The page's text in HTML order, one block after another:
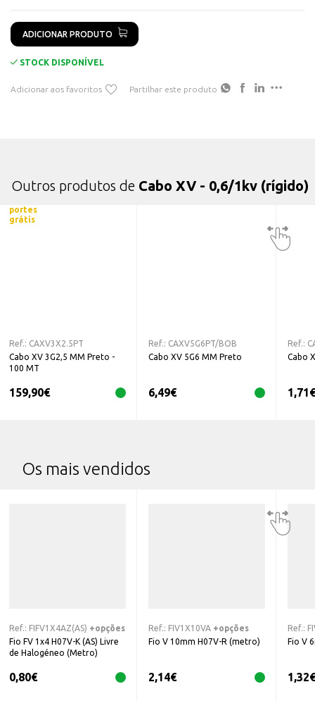
Nº Condutores: 3
ADICIONAR PRODUTO
STOCK DISPONÍVEL
Adicionar aos favoritos Partilhar este produto
Outros produtos de Cabo XV - 0,6/1kv (rígido)
portes
grátis
Ref.: CAXV3X2.5PT
Cabo XV 3G2,5 MM Preto -
100 MT
159,90€
Ref.: CAXV5G6PT/BOB
Cabo XV 5G6 MM Preto
6,49€
Ref.:
Cabo
1,71€
Os mais vendidos
Ref.: FIFV1X4AZ(AS) +opções
Fio FV 1x4 H07V-K (AS) Livre
de Halogéneo (Metro)
0,80€
Ref.: FIV1X10VA +opções
Fio V 10mm H07V-R (metro)
2,14€
Ref.:
Fio V
1,32€